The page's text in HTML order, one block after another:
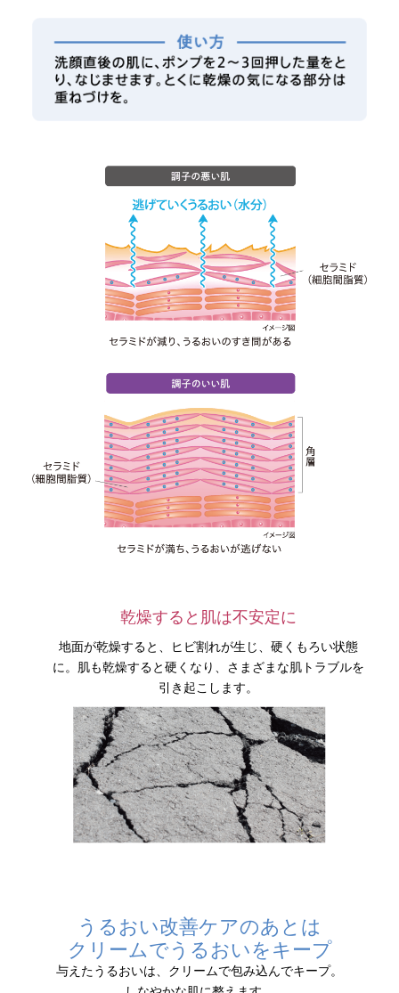
乾燥すると肌は不安定に
地面が乾燥すると、ヒビ割れが生じ、硬くもろい状態
に。肌も乾燥すると硬くなり、さまざまな肌トラブルを
引き起こします。
うるおい改善ケアのあとは
クリームでうるおいをキープ
与えたうるおいは、クリームで包み込んでキープ。